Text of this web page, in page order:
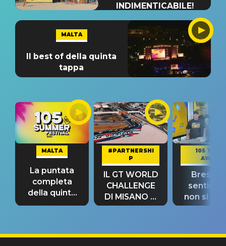
INDIMENTICABILE!
MALTA
Il best of della quinta
tappa
MALTA
La puntata
completa
della quinta
tappa
#PARTNERSHI
P
IL GT WORLD
CHALLENGE
DI MISANO si
riconferma
105 TAKE
AWAY
Bresh:
non si
fino alla